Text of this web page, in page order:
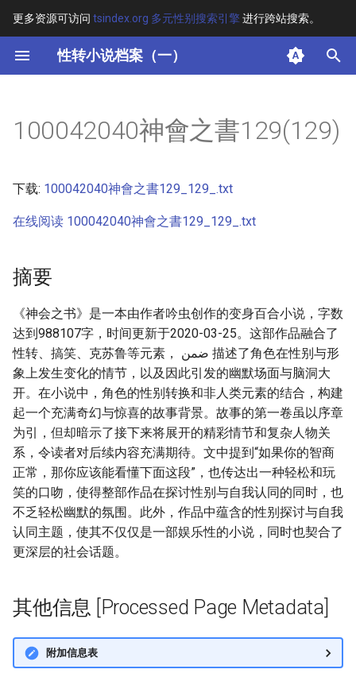
更多资源可访问 tsindex.org 多元性别搜索引擎 进行跨站搜索。
性转小说档案（一）
键
开
搜
索
其他信息 [Processed Page
100042040神會之書129(129)
下载: 100042040神會之書129_129_.txt
在线阅读 100042040神會之書129_129_.txt
摘要
《神会之书》是一本由作者吟虫创作的变身百合小说，字数
达到988107字，时间更新于2020-03-25。这部作品融合了
性转、搞笑、克苏鲁等元素， ضمن 描述了角色在性别与形
象上发生变化的情节，以及因此引发的幽默场面与脑洞大
开。在小说中，角色的性别转换和非人类元素的结合，构建
起一个充满奇幻与惊喜的故事背景。故事的第一卷虽以序章
为引，但却暗示了接下来将展开的精彩情节和复杂人物关
系，令读者对后续内容充满期待。文中提到“如果你的智商
正常，那你应该能看懂下面这段”，也传达出一种轻松和玩
笑的口吻，使得整部作品在探讨性别与自我认同的同时，也
不乏轻松幽默的氛围。此外，作品中蕴含的性别探讨与自我
认同主题，使其不仅仅是一部娱乐性的小说，同时也契合了
更深层的社会话题。
其他信息 [Processed Page Metadata]
附加信息表